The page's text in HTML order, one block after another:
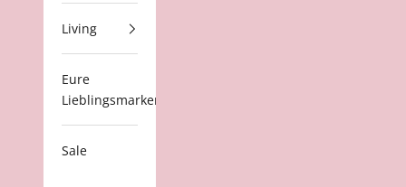
Living
Eure
Lieblingsmarken
Sale